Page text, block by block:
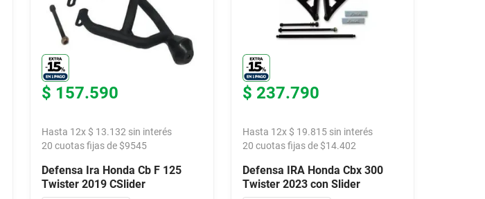
$ 157.590
Hasta 12x $ 13.132 sin interés
20 cuotas fijas de $9545
Defensa Ira Honda Cb F 125
Twister 2019 CSlider
$ 237.790
Hasta 12x $ 19.815sin interés
20 cuotas fijas de $14.402
Defensa IRA Honda Cbx 300
Twister 2023 con Slider